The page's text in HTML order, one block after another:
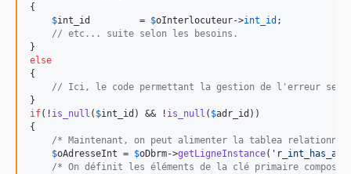
{
$int_id
         =
$oInterlocuteur->int_id ;
// etc... suite selon les besoins.
else
{
// Ici, le code permettant la gestion de l'erreur
if(! is_null ( $int_id ) && ! is_null ( $adr_id ))
{
/* Maintenant, on peut alimenter la tablea
$oAdresseInt = $oDbrm->getLigneInstance( '
/* On définit les éléments de la clé primaire